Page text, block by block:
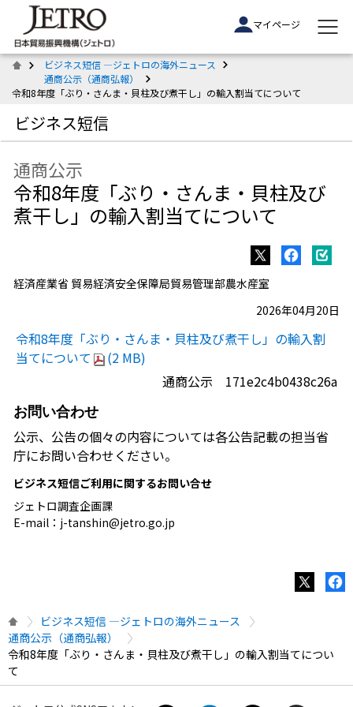
マイページ
ビジネス短信 ―ジェトロの海外ニュース
通商公示（通商弘報）
令和8年度「ぶり・さんま・貝柱及び煮干し」の輸入割当てについて
ビジネス短信
通商公示
令和8年度「ぶり・さんま・貝柱及び
煮干し」の輸入割当てについて
経済産業省 貿易経済安全保障局貿易管理部農水産室
2026年04月20日
令和8年度「ぶり・さんま・貝柱及び煮干し」の輸入割
当てについて
(2 MB)
通商公示 171e2c4b0438c26a
お問い合わせ
公示、公告の個々の内容については各公告記載の担当省
庁にお問い合わせください。
ビジネス短信ご利用に関するお問い合せ
ジェトロ調査企画課
E-mail：j-tanshin@jetro.go.jp
ビジネス短信 ―ジェトロの海外ニュース
通商公示（通商弘報）
令和8年度「ぶり・さんま・貝柱及び煮干し」の輸入割当てについ
て